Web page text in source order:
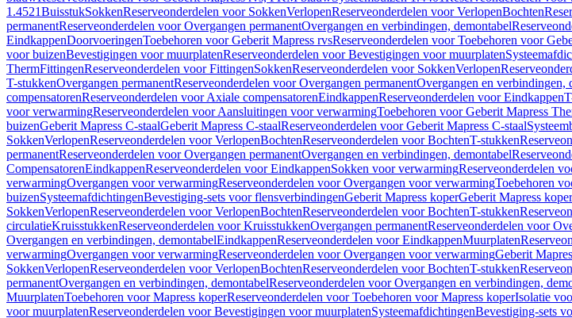
1.4521BuisstukSokkenReserveonderdelen voor SokkenVerlopenReserveonderdelen voor VerlopenBochten
permanentReserveonderdelen voor Overgangen permanentOvergangen en verbindingen, demontabel
EindkappenDoorvoeringenToebehoren voor Geberit Mapress rvsReserveonderdelen voor Toebehoren voor
voor buizenBevestigingen voor muurplatenReserveonderdelen voor Bevestigingen voor muurplaten
ThermFittingenReserveonderdelen voor FittingenSokkenReserveonderdelen voor SokkenVerlopen
T-stukkenOvergangen permanentReserveonderdelen voor Overgangen permanentOvergangen en verbindingen,
compensatorenReserveonderdelen voor Axiale compensatorenEindkappenReserveonderdelen voor Eindkappen
voor verwarmingReserveonderdelen voor Aansluitingen voor verwarmingToebehoren voor Geberit Mapress
buizenGeberit Mapress C-staalGeberit Mapress C-staalReserveonderdelen voor Geberit Mapress C-staal
SokkenVerlopenReserveonderdelen voor VerlopenBochtenReserveonderdelen voor BochtenT-stukken
permanentReserveonderdelen voor Overgangen permanentOvergangen en verbindingen, demontabel
CompensatorenEindkappenReserveonderdelen voor EindkappenSokken voor verwarmingReserveonderdelen
verwarmingOvergangen voor verwarmingReserveonderdelen voor Overgangen voor verwarmingToebehoren
buizenSysteemafdichtingenBevestiging-sets voor flensverbindingenGeberit Mapress koperGeberit Mapress koper
SokkenVerlopenReserveonderdelen voor VerlopenBochtenReserveonderdelen voor BochtenT-stukken
circulatieKruisstukkenReserveonderdelen voor KruisstukkenOvergangen permanentReserveonderdelen voor
Overgangen en verbindingen, demontabelEindkappenReserveonderdelen voor EindkappenMuurplaten
verwarmingOvergangen voor verwarmingReserveonderdelen voor Overgangen voor verwarmingGeberit
SokkenVerlopenReserveonderdelen voor VerlopenBochtenReserveonderdelen voor BochtenT-stukken
permanentOvergangen en verbindingen, demontabelReserveonderdelen voor Overgangen en verbindingen,
MuurplatenToebehoren voor Mapress koperReserveonderdelen voor Toebehoren voor Mapress koperIsolatie
voor muurplatenReserveonderdelen voor Bevestigingen voor muurplatenSysteemafdichtingenBevestiging-sets